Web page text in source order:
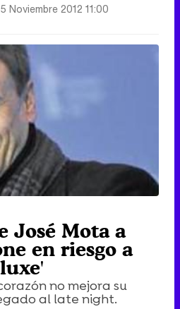
Noviembre 2012 11:00
José Mota a
en riesgo a
no mejora su
al late night.